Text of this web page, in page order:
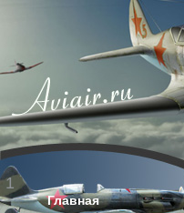
1
Главная